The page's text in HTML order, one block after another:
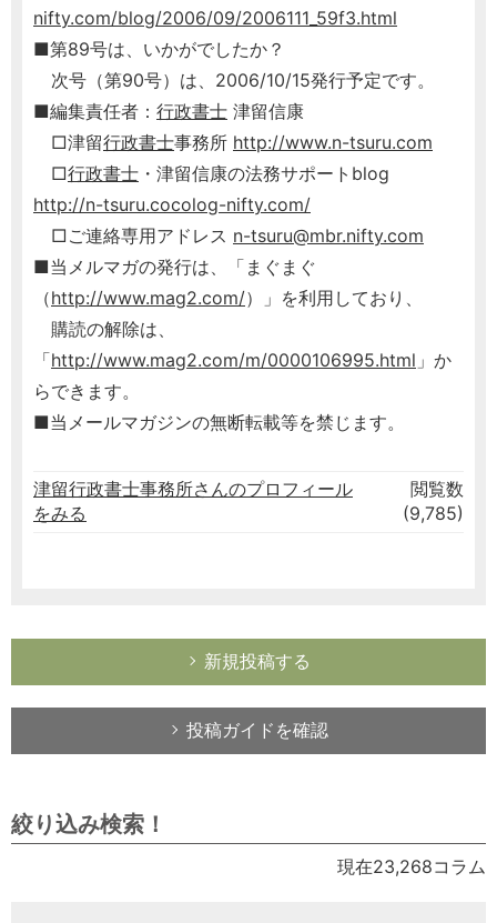
nifty.com/blog/2006/09/2006111_59f3.html
■第89号は、いかがでしたか？
次号（第90号）は、2006/10/15発行予定です。
■編集責任者： 行政書士 津留信康
□津留行政書士事務所 http://www.n-tsuru.com
□行政書士 ・津留信康の法務サポートblog
http://n-tsuru.cocolog-nifty.com/
□ご連絡専用アドレス n-tsuru@mbr.nifty.com
■当メルマガの発行は、「まぐまぐ
（http://www.mag2.com/）」を利用しており、
購読の解除は、
「http://www.mag2.com/m/0000106995.html 」か
らできます。
■当メールマガジンの無断転載等を禁じます。
津留行政書士事務所さんのプロフィール
をみる
閲覧数
(9,785)
新規投稿する
投稿ガイドを確認
絞り込み検索！
現在23,268コラム